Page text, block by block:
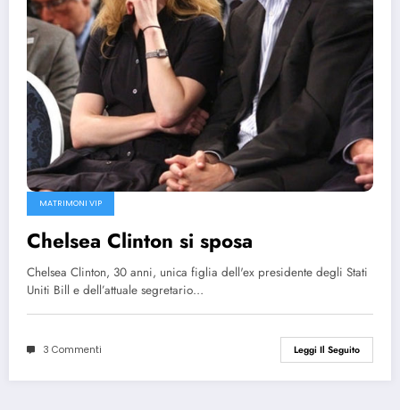
MATRIMONI VIP
Chelsea Clinton si sposa
Chelsea Clinton, 30 anni, unica figlia dell'ex presidente degli Stati
Uniti Bill e dell’attuale segretario…
3 Commenti Leggi Il Seguito